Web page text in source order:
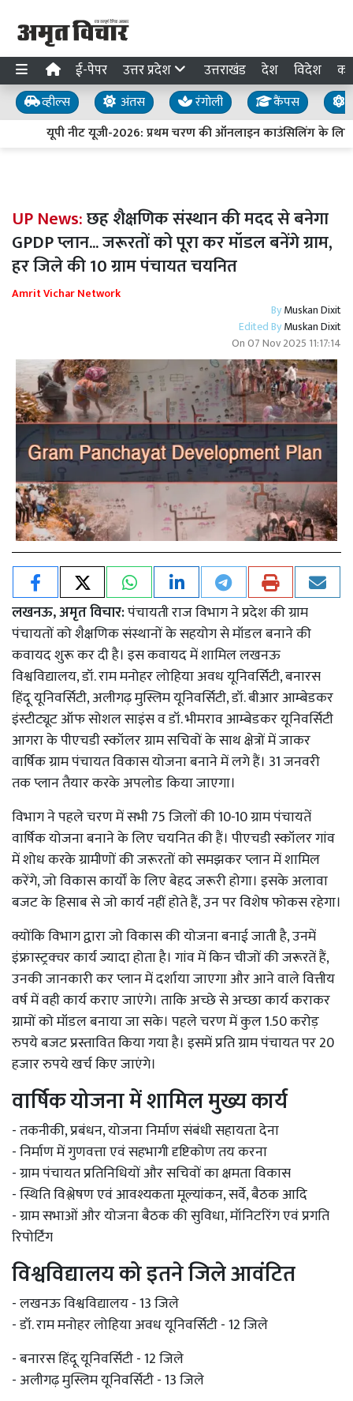
ई-पेपर उत्तर प्रदेश उत्तराखंड देश विदेश
व्हील्स अंतस रंगोली कैंपस
यूपी नीट यूजी-2026: प्रथम चरण की ऑनलाइन काउंसिलिंग के
UP News:छह शैक्षणिक संस्थान की मदद से बनेगा
GPDP प्लान... जरूरतों को पूरा कर मॉडल बनेंगे ग्राम,
हर जिले की 10 ग्राम पंचायत चयनित
Amrit Vichar Network
ByMuskan Dixit
Edited ByMuskan Dixit
On07 Nov 2025 11:17:14
लखनऊ, अमृत विचार:पंचायती राज विभाग ने प्रदेश की ग्राम
पंचायतों को शैक्षणिक संस्थानों के सहयोग से मॉडल बनाने की
कवायद शुरू कर दी है। इस कवायद में शामिल लखनऊ
विश्वविद्यालय, डॉ. राम मनोहर लोहिया अवध यूनिवर्सिटी, बनारस
हिंदू यूनिवर्सिटी, अलीगढ़ मुस्लिम यूनिवर्सिटी, डॉ. बीआर आम्बेडकर
इंस्टीट्यूट ऑफ सोशल साइंस व डॉ. भीमराव आम्बेडकर यूनिवर्सिटी
आगरा के पीएचडी स्कॉलर ग्राम सचिवों के साथ क्षेत्रों में जाकर
वार्षिक ग्राम पंचायत विकास योजना बनाने में लगे हैं। 31 जनवरी
तक प्लान तैयार करके अपलोड किया जाएगा।
विभाग ने पहले चरण में सभी 75 जिलों की 10-10 ग्राम पंचायतें
वार्षिक योजना बनाने के लिए चयनित की हैं। पीएचडी स्कॉलर गांव
में शोध करके ग्रामीणों की जरूरतों को समझकर प्लान में शामिल
करेंगे, जो विकास कार्यों के लिए बेहद जरूरी होगा। इसके अलावा
बजट के हिसाब से जो कार्य नहीं होते हैं, उन पर विशेष फोकस रहेगा।
क्योंकि विभाग द्वारा जो विकास की योजना बनाई जाती है, उनमें
इंफ्रास्ट्रक्चर कार्य ज्यादा होता है। गांव में किन चीजों की जरूरतें हैं,
उनकी जानकारी कर प्लान में दर्शाया जाएगा और आने वाले वित्तीय
वर्ष में वही कार्य कराए जाएंगे। ताकि अच्छे से अच्छा कार्य कराकर
ग्रामों को मॉडल बनाया जा सके। पहले चरण में कुल 1.50 करोड़
रुपये बजट प्रस्तावित किया गया है। इसमें प्रति ग्राम पंचायत पर 20
हजार रुपये खर्च किए जाएंगे।
वार्षिक योजना में शामिल मुख्य कार्य
- तकनीकी, प्रबंधन, योजना निर्माण संबंधी सहायता देना
- निर्माण में गुणवत्ता एवं सहभागी दृष्टिकोण तय करना
- ग्राम पंचायत प्रतिनिधियों और सचिवों का क्षमता विकास
- स्थिति विश्लेषण एवं आवश्यकता मूल्यांकन, सर्वे, बैठक आदि
- ग्राम सभाओं और योजना बैठक की सुविधा, मॉनिटरिंग एवं प्रगति
रिपोर्टिंग
विश्वविद्यालय को इतने जिले आवंटित
- लखनऊ विश्वविद्यालय - 13 जिले
- डॉ. राम मनोहर लोहिया अवध यूनिवर्सिटी - 12 जिले
- बनारस हिंदू यूनिवर्सिटी - 12 जिले
- अलीगढ़ मुस्लिम यूनिवर्सिटी - 13 जिले